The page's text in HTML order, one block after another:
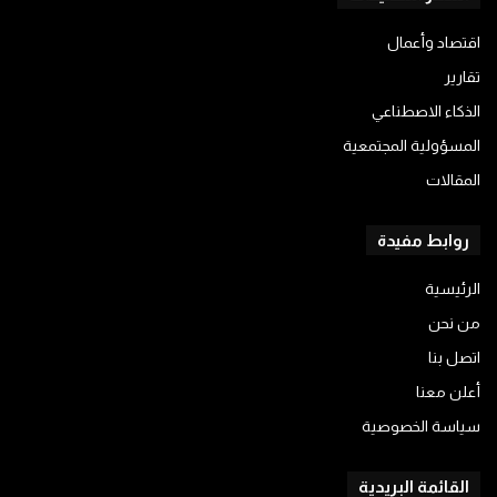
اقتصاد وأعمال
تقارير
الذكاء الاصطناعي
المسؤولية المجتمعية
المقالات
روابط مفيدة
الرئيسية
من نحن
اتصل بنا
أعلن معنا
سياسة الخصوصية
القائمة البريدية